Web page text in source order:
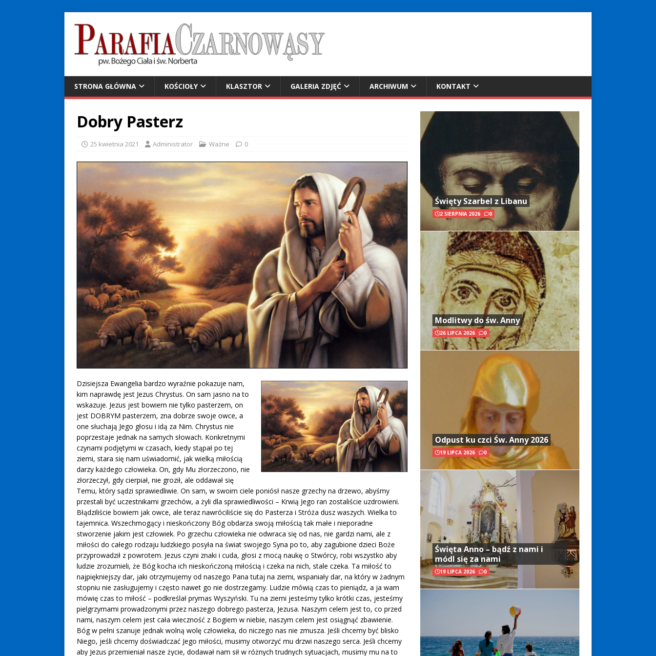
STRONA GŁÓWNA KOŚCIOŁY KLASZTOR GALERIA ZDJĘĆ ARCHIWUM KONTAKT
Dobry Pasterz
25 kwietnia 2021 Administrator Ważne 0
Dzisiejsza Ewangelia bardzo wyraźnie pokazuje nam,
kim naprawdę jest Jezus Chrystus. On sam jasno na to
wskazuje. Jezus jest bowiem nie tylko pasterzem, on
jest DOBRYM pasterzem, zna dobrze swoje owce, a
one słuchają Jego głosu i idą za Nim. Chrystus nie
poprzestaje jednak na samych słowach. Konkretnymi
czynami podjętymi w czasach, kiedy stąpał po tej
ziemi, stara się nam uświadomić, jak wielką miłością
darzy każdego człowieka. On, gdy Mu złorzeczono, nie
złorzeczył, gdy cierpiał, nie groził, ale oddawał się
Temu, który sądzi sprawiedliwie. On sam, w swoim ciele poniósł nasze grzechy na drzewo, abyśmy
przestali być uczestnikami grzechów, a żyli dla sprawiedliwości – Krwią Jego ran zostaliście uzdrowieni.
Błądziliście bowiem jak owce, ale teraz nawróciliście się do Pasterza i Stróża dusz waszych. Wielka to
tajemnica. Wszechmogący i nieskończony Bóg obdarza swoją miłością tak małe i nieporadne
stworzenie jakim jest człowiek. Po grzechu człowieka nie odwraca się od nas, nie gardzi nami, ale z
miłości do całego rodzaju ludzkiego posyła na świat swojego Syna po to, aby zagubione dzieci Boże
przyprowadził z powrotem. Jezus czyni znaki i cuda, głosi z mocą naukę o Stwórcy, robi wszystko aby
ludzie zrozumieli, że Bóg kocha ich nieskończoną miłością i czeka na nich, stale czeka. Ta miłość to
najpiękniejszy dar, jaki otrzymujemy od naszego Pana tutaj na ziemi, wspaniały dar, na który w żadnym
stopniu nie zasługujemy i często nawet go nie dostrzegamy. Ludzie mówią czas to pieniądz, a ja wam
mówię czas to miłość – podkreślał prymas Wyszyński. Tu na ziemi jesteśmy tylko krótki czas, jesteśmy
pielgrzymami prowadzonymi przez naszego dobrego pasterza, Jezusa. Naszym celem jest to, co przed
nami, naszym celem jest cała wieczność z Bogiem w niebie, naszym celem jest osiągnąć zbawienie.
Bóg w pełni szanuje jednak wolną wolę człowieka, do niczego nas nie zmusza. Jeśli chcemy być blisko
Niego, jeśli chcemy doświadczać Jego miłości, musimy otworzyć mu drzwi naszego serca. Jeśli chcemy
aby Jezus przemieniał nasze życie, dodawał nam sił w różnych trudnych sytuacjach, musimy mu na to
Święty Szarbel z Libanu
2 SIERPNIA 2026 0
Modlitwy do św. Anny
26 LIPCA 2026 0
Odpust ku czci Św. Anny 2026
19 LIPCA 2026 0
Święta Anno – bądź z nami i
módl się za nami
19 LIPCA 2026 0